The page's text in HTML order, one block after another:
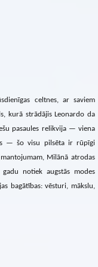
celtnes, ar saviem
kurā strādājis Leonardo da
pasaules relikvija — viena
— šo visu pilsēta ir rūpīgi
Milānā atrodas
notiek augstās modes
bagātības: vēsturi, mākslu,